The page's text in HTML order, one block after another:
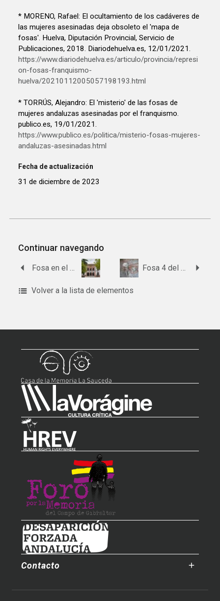
* MORENO, Rafael: El ocultamiento de los cadáveres de
las mujeres asesinadas deja obsoleto el 'mapa de
fosas'. Huelva, Diputación Provincial, Servicio de
Publicaciones, 2018. Diariodehuelva.es, 12/01/2021.
https://www.diariodehuelva.es/articulo/provincia/represi
on-fosas-franquismo-
huelva/20210112005057198193.html
* TORRÚS, Alejandro: El 'misterio' de las fosas de
mujeres andaluzas asesinadas por el franquismo.
publico.es, 19/01/2021.
https://www.publico.es/politica/misterio-fosas-mujeres-
andaluzas-asesinadas.html
Fecha de actualización
31 de diciembre de 2023
Continuar navegando
Volver a la lista de elementos
Contacto